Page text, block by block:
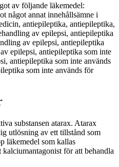
av följande läkemedel:
något annat innehållsämne i
antiepileptika, antiepileptika,
av epilepsi, antiepileptika
av epilepsi, antiepileptika
epilepsi, antiepileptika som inte
antiepileptika som inte används
som inte används för
substansen atarax. Atarax
utlösning av ett tillstånd som
läkemedel som kallas
för att behandla